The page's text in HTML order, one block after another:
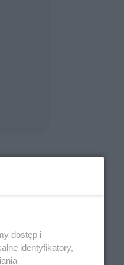
dostęp i
identyfikatory,